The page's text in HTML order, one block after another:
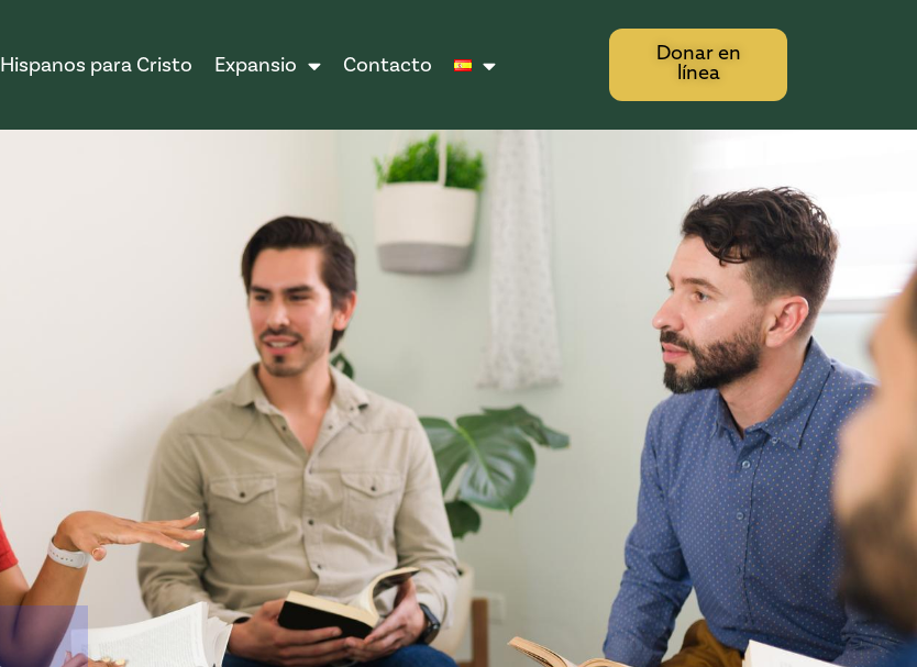
Hispanos para Cristo Expansio Contacto
Donar en
línea